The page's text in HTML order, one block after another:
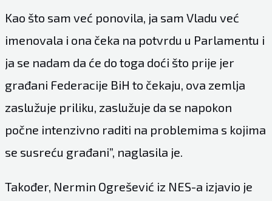
Kao što sam već ponovila, ja sam Vladu već
imenovala i ona čeka na potvrdu u Parlamentu i
ja se nadam da će do toga doći što prije jer
građani Federacije BiH to čekaju, ova zemlja
zaslužuje priliku, zaslužuje da se napokon
počne intenzivno raditi na problemima s kojima
se susreću građani”, naglasila je.
Također, Nermin Ogrešević iz NES-a izjavio je